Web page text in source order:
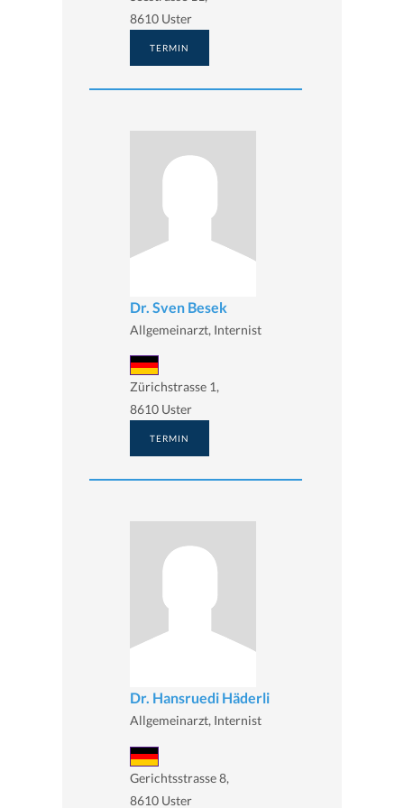
8610 Uster
TERMIN
Dr. Sven Besek
Allgemeinarzt, Internist
Zürichstrasse 1,
8610 Uster
TERMIN
Dr. Hansruedi Häderli
Allgemeinarzt, Internist
Gerichtsstrasse 8,
8610 Uster